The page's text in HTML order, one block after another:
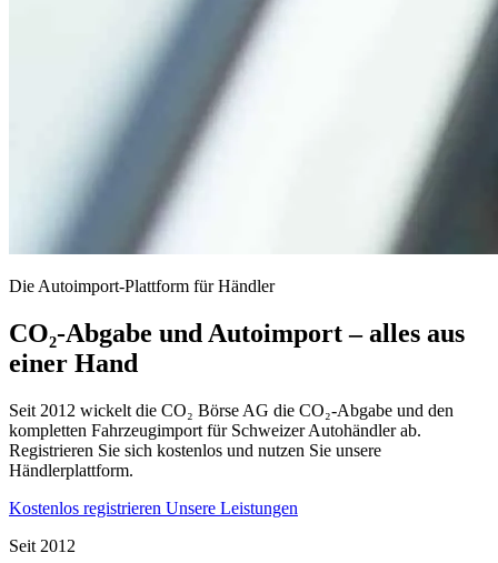
Die Autoimport-Plattform für Händler
CO₂-Abgabe und Autoimport – alles aus
einer Hand
Seit 2012 wickelt die CO₂ Börse AG die CO₂-Abgabe und den
kompletten Fahrzeugimport für Schweizer Autohändler ab.
Registrieren Sie sich kostenlos und nutzen Sie unsere
Händlerplattform.
Kostenlos registrieren Unsere Leistungen
Seit 2012